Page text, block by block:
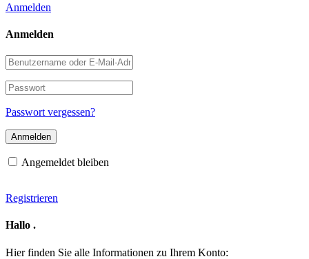
Anmelden
Anmelden
Benutzername
oder
E-
Mail-
Adresse
Passwort
Passwort vergessen?
Angemeldet bleiben
Registrieren
Hallo .
Hier finden Sie alle Informationen zu Ihrem Konto: